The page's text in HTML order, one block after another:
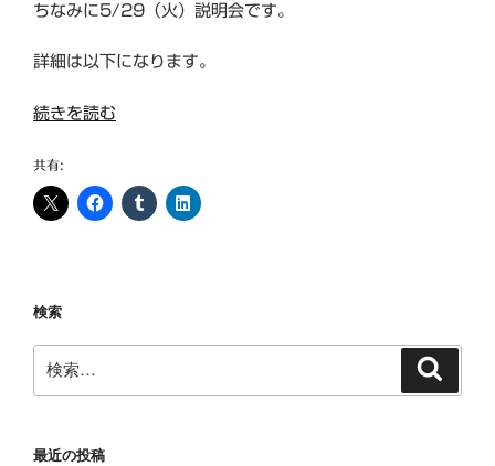
ちなみに5/29（火）説明会です。
詳細は以下になります。
“あ
が
さ
き
ェ
ア
2018
決
続きを読む
共有:
検索
索:
最近の投稿